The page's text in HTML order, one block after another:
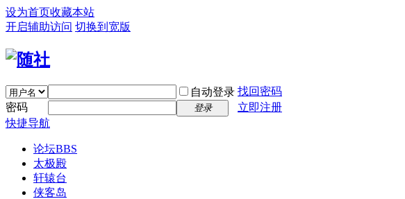
设为首页收藏本站
开启辅助访问 切换到宽版
自动登录 找回密码
密码
登录
立即注册
快捷导航
论坛BBS
太极殿
轩辕台
侠客岛